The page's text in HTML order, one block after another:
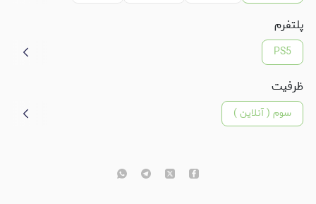
پلتفرم
PS5
ظرفیت
سوم ( آنلاین )